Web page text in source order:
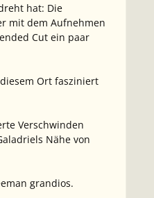
hat: Die
mit dem Aufnehmen
Cut ein paar
Ort fasziniert
Verschwinden
Nähe von
grandios.